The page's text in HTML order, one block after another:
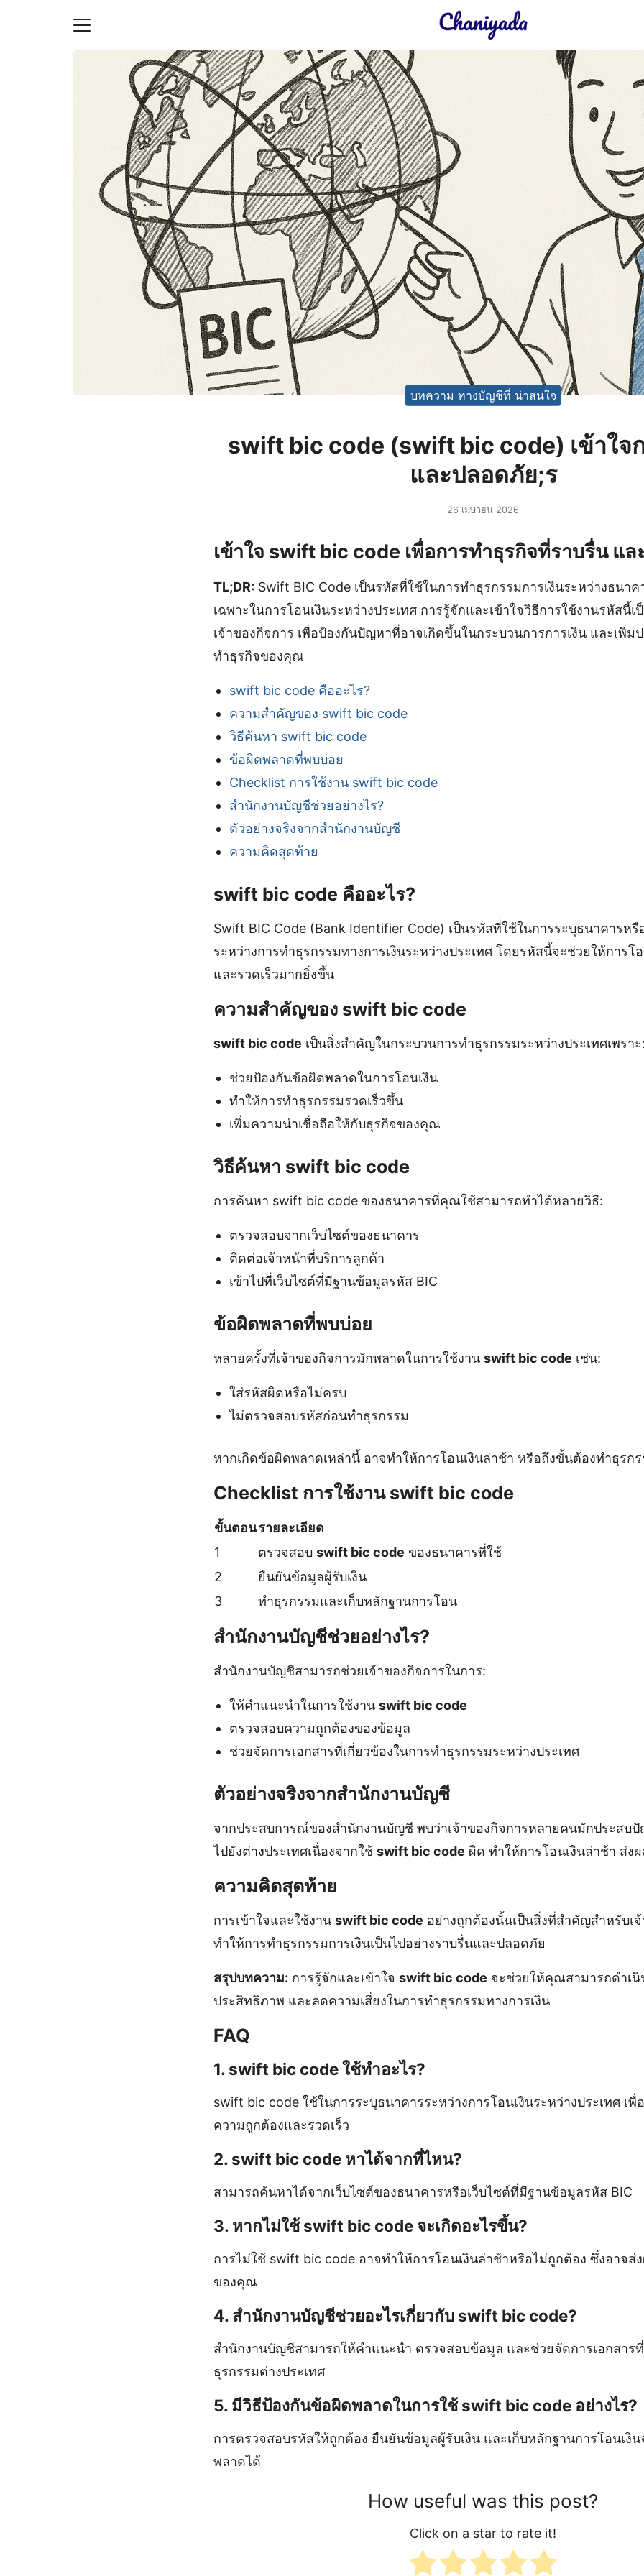
ญชี (Accounting service)
Search
for:
บทความ ทางบัญชีที่ น่าสนใจ
swift bic code (swift bic code) เข้าใจ
และปลอดภัย;ร
26 เมษายน 2026
เข้าใจ swift bic code เพื่อการทำธุรกิจที่ราบรื่น แ
TL;DR: Swift BIC Code เป็นรหัสที่ใช้ในการทำธุรกรรมการเงินระหว่างธนา
เฉพาะในการโอนเงินระหว่างประเทศ การรู้จักและเข้าใจวิธีการใช้งานรหัสนี้
เจ้าของกิจการ เพื่อป้องกันปัญหาที่อาจเกิดขึ้นในกระบวนการการเงิน และเพิ่ม
ทำธุรกิจของคุณ
swift bic code คืออะไร?
ความสำคัญของ swift bic code
วิธีค้นหา swift bic code
ข้อผิดพลาดที่พบบ่อย
Checklist การใช้งาน swift bic code
สำนักงานบัญชีช่วยอย่างไร?
ตัวอย่างจริงจากสำนักงานบัญชี
ความคิดสุดท้าย
swift bic code คืออะไร?
Swift BIC Code (Bank Identifier Code) เป็นรหัสที่ใช้ในการระบุธนาคารหรื
ระหว่างการทำธุรกรรมทางการเงินระหว่างประเทศ โดยรหัสนี้จะช่วยให้การโ
และรวดเร็วมากยิ่งขึ้น
ความสำคัญของ swift bic code
swift bic code เป็นสิ่งสำคัญในกระบวนการทำธุรกรรมระหว่างประเทศเพราะ:
ช่วยป้องกันข้อผิดพลาดในการโอนเงิน
ทำให้การทำธุรกรรมรวดเร็วขึ้น
เพิ่มความน่าเชื่อถือให้กับธุรกิจของคุณ
วิธีค้นหา swift bic code
การค้นหา swift bic code ของธนาคารที่คุณใช้สามารถทำได้หลายวิธี:
ตรวจสอบจากเว็บไซต์ของธนาคาร
ติดต่อเจ้าหน้าที่บริการลูกค้า
เข้าไปที่เว็บไซต์ที่มีฐานข้อมูลรหัส BIC
ข้อผิดพลาดที่พบบ่อย
หลายครั้งที่เจ้าของกิจการมักพลาดในการใช้งาน swift bic code เช่น:
ใส่รหัสผิดหรือไม่ครบ
ไม่ตรวจสอบรหัสก่อนทำธุรกรรม
หากเกิดข้อผิดพลาดเหล่านี้ อาจทำให้การโอนเงินล่าช้า หรือถึงขั้นต้องทำธุรก
Checklist การใช้งาน swift bic code
ขั้นตอนรายละเอียด
1
ตรวจสอบ swift bic code ของธนาคารที่ใช้
2
ยืนยันข้อมูลผู้รับเงิน
3
ทำธุรกรรมและเก็บหลักฐานการโอน
สำนักงานบัญชีช่วยอย่างไร?
สำนักงานบัญชีสามารถช่วยเจ้าของกิจการในการ:
ให้คำแนะนำในการใช้งาน swift bic code
ตรวจสอบความถูกต้องของข้อมูล
ช่วยจัดการเอกสารที่เกี่ยวข้องในการทำธุรกรรมระหว่างประเทศ
ตัวอย่างจริงจากสำนักงานบัญชี
จากประสบการณ์ของสำนักงานบัญชี พบว่าเจ้าของกิจการหลายคนมักประสบปั
ไปยังต่างประเทศเนื่องจากใช้ swift bic code ผิด ทำให้การโอนเงินล่าช้า ส่ง
ความคิดสุดท้าย
การเข้าใจและใช้งาน swift bic code อย่างถูกต้องนั้นเป็นสิ่งที่สำคัญสำหรับเ
ทำให้การทำธุรกรรมการเงินเป็นไปอย่างราบรื่นและปลอดภัย
สรุปบทความ: การรู้จักและเข้าใจ swift bic code จะช่วยให้คุณสามารถดำเนิ
ประสิทธิภาพ และลดความเสี่ยงในการทำธุรกรรมทางการเงิน
FAQ
1. swift bic code ใช้ทำอะไร?
swift bic code ใช้ในการระบุธนาคารระหว่างการโอนเงินระหว่างประเทศ เ
ความถูกต้องและรวดเร็ว
2. swift bic code หาได้จากที่ไหน?
สามารถค้นหาได้จากเว็บไซต์ของธนาคารหรือเว็บไซต์ที่มีฐานข้อมูลรหัส BIC
3. หากไม่ใช้ swift bic code จะเกิดอะไรขึ้น?
การไม่ใช้ swift bic code อาจทำให้การโอนเงินล่าช้าหรือไม่ถูกต้อง ซึ่งอาจส่
ของคุณ
4. สำนักงานบัญชีช่วยอะไรเกี่ยวกับ swift bic code?
สำนักงานบัญชีสามารถให้คำแนะนำ ตรวจสอบข้อมูล และช่วยจัดการเอกสาร
ธุรกรรมต่างประเทศ
5. มีวิธีป้องกันข้อผิดพลาดในการใช้ swift bic code อย่างไร?
การตรวจสอบรหัสให้ถูกต้อง ยืนยันข้อมูลผู้รับเงิน และเก็บหลักฐานการโอนเงิ
พลาดได้
How useful was this post?
Click on a star to rate it!